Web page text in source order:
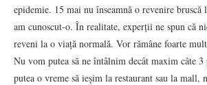
epidemie. 15 mai nu înseamnă o revenire bruscă
am cunoscut-o. În realitate, experții ne spun că
reveni la o viață normală. Vor rămâne foarte
Nu vom putea să ne întâlnim decât maxim câte 3
putea o vreme să ieșim la restaurant sau la mall,